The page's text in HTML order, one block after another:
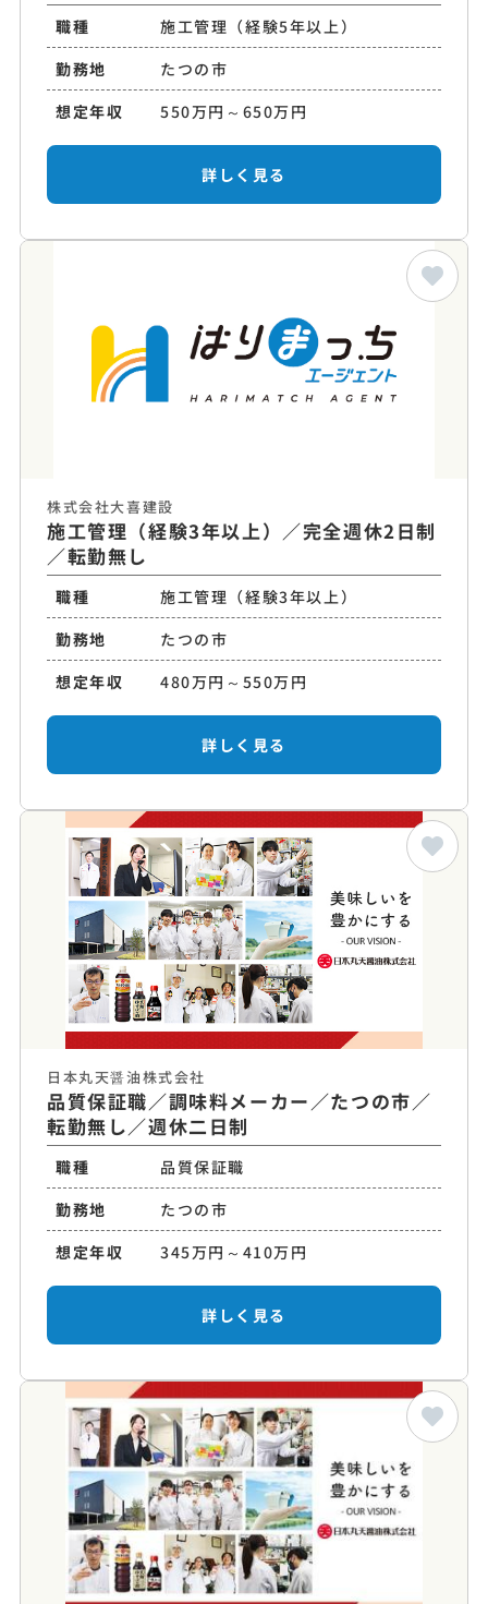
職種
施工管理（経験5年以上）
勤務地
たつの市
想定年収
550万円～650万円
詳しく見る
株式会社大喜建設
施工管理（経験3年以上）／完全週休2日制
／転勤無し
職種
施工管理（経験3年以上）
勤務地
たつの市
想定年収
480万円～550万円
詳しく見る
日本丸天醤油株式会社
品質保証職／調味料メーカー／たつの市／
転勤無し／週休二日制
職種
品質保証職
勤務地
たつの市
想定年収
345万円～410万円
詳しく見る